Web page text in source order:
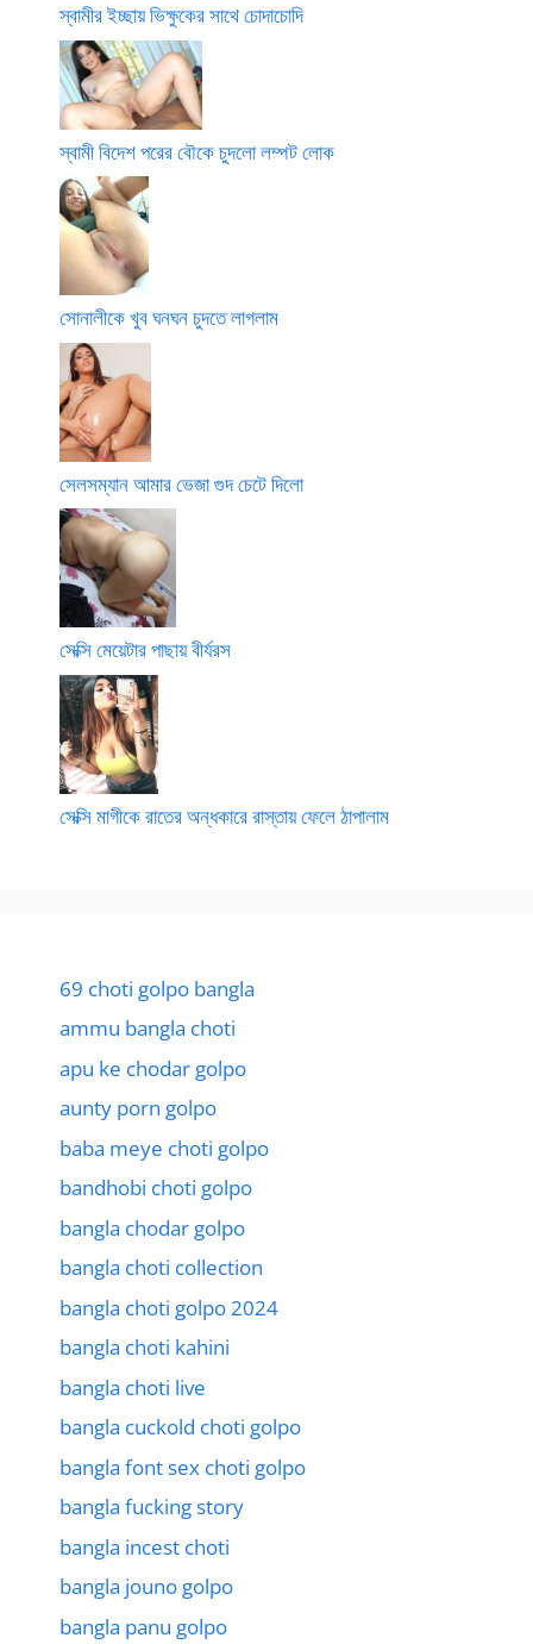
স্বামীর ইচ্ছায় ভিক্ষুকের সাথে চোদাচোদি
স্বামী বিদেশ পরের বৌকে চুদলো লম্পট লোক
সোনালীকে খুব ঘনঘন চুদতে লাগলাম
সেলসম্যান আমার ভেজা গুদ চেটে দিলো
সেক্সি মেয়েটার পাছায় বীর্যরস
সেক্সি মাগীকে রাতের অন্ধকারে রাস্তায় ফেলে ঠাপালাম
69 choti golpo bangla
ammu bangla choti
apu ke chodar golpo
aunty porn golpo
baba meye choti golpo
bandhobi choti golpo
bangla chodar golpo
bangla choti collection
bangla choti golpo 2024
bangla choti kahini
bangla choti live
bangla cuckold choti golpo
bangla font sex choti golpo
bangla fucking story
bangla incest choti
bangla jouno golpo
bangla panu golpo